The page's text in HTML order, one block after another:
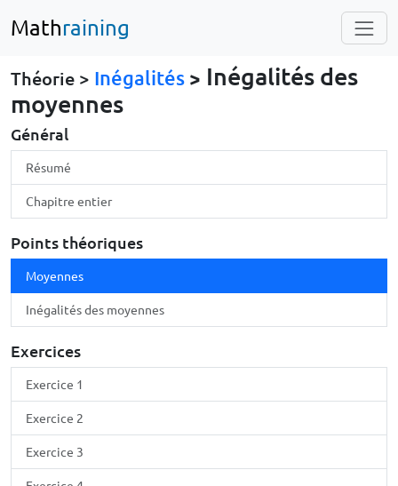
Mathraining
Théorie > Inégalités > Inégalités des
moyennes
Général
Résumé
Chapitre entier
Points théoriques
Moyennes
Inégalités des moyennes
Exercices
Exercice 1
Exercice 2
Exercice 3